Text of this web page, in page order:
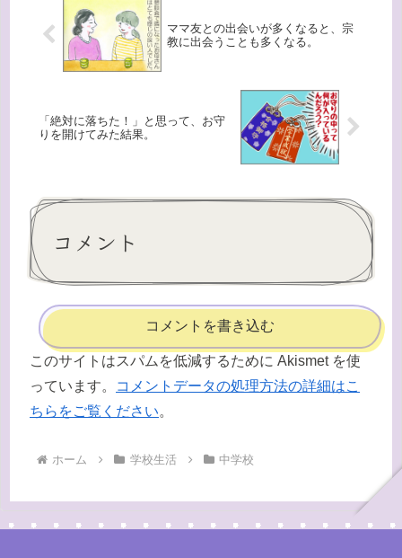
ママ友との出会いが多くなると、宗
教に出会うことも多くなる。
「絶対に落ちた！」と思って、お守
りを開けてみた結果。
コメント
コメントを書き込む
このサイトはスパムを低減するために Akismet を使
っています。
コメントデータの処理方法の詳細はこ
ちらをご覧ください。
ホーム 学校生活 中学校